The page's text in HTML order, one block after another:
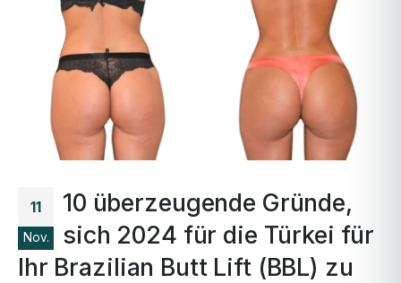
11
Nov.
10 überzeugende Gründe,
sich 2024 für die Türkei für
Ihr Brazilian Butt Lift (BBL) zu